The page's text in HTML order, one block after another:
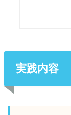
実践内容